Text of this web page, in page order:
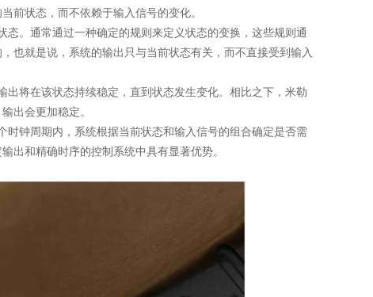
前状态，而不依赖于输入信号的变化。
。通常通过一种确定的规则来定义状态的变换，这些规则通
也就是说，系统的输出只与当前状态有关，而不直接受到输入
将在该状态持续稳定，直到状态发生变化。相比之下，米勒
出会更加稳定。
钟周期内，系统根据当前状态和输入信号的组合确定是否需
出和精确时序的控制系统中具有显著优势。